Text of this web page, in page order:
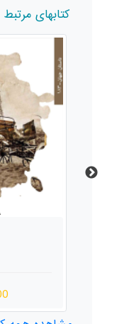
کتابهای مرتبط